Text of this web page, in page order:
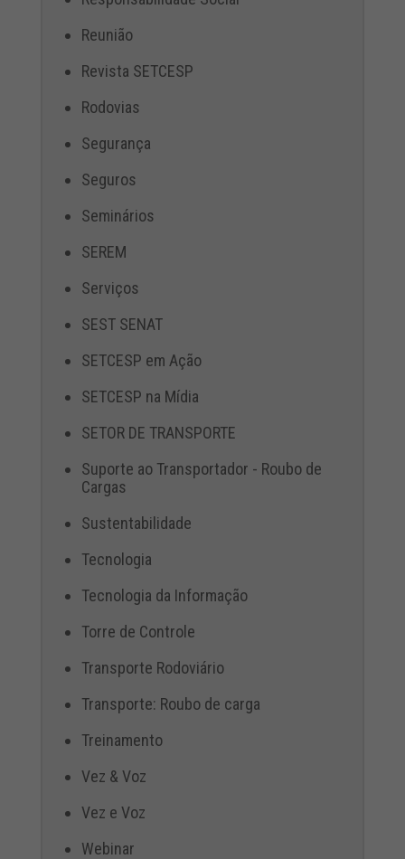
Reunião
Revista SETCESP
Rodovias
Segurança
Seguros
Seminários
SEREM
Serviços
SEST SENAT
SETCESP em Ação
SETCESP na Mídia
SETOR DE TRANSPORTE
Suporte ao Transportador - Roubo de
Cargas
Sustentabilidade
Tecnologia
Tecnologia da Informação
Torre de Controle
Transporte Rodoviário
Transporte: Roubo de carga
Treinamento
Vez & Voz
Vez e Voz
Webinar